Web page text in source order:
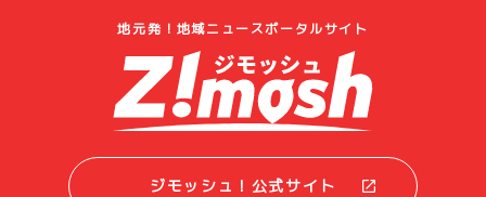
地元発！地域ニュースポータルサイト
ジモッシュ！公式サイト